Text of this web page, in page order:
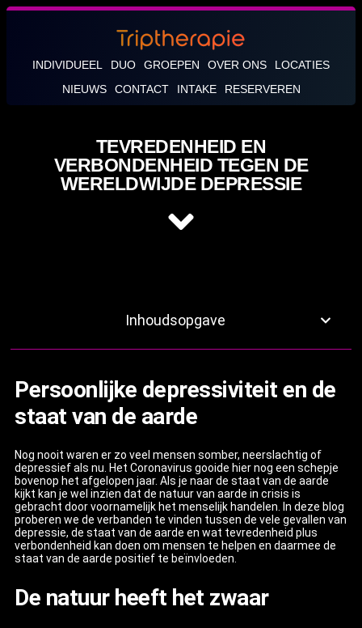
INDIVIDUEEL DUO GROEPEN OVER ONS
LOCATIES
NIEUWS
CONTACT INTAKE RESERVEREN
TEVREDENHEID EN
VERBONDENHEID TEGEN DE
WERELDWIJDE DEPRESSIE
Inhoudsopgave
Persoonlijke depressiviteit en de
staat van de aarde
Nog nooit waren er zo veel mensen somber, neerslachtig of
depressief als nu. Het Coronavirus gooide hier nog een schepje
bovenop het afgelopen jaar. Als je naar de staat van de aarde
kijkt kan je wel inzien dat de natuur van aarde in crisis is
gebracht door voornamelijk het menselijk handelen. In deze blog
proberen we de verbanden te vinden tussen de vele gevallen van
depressie, de staat van de aarde en wat tevredenheid plus
verbondenheid kan doen om mensen te helpen en daarmee de
staat van de aarde positief te beïnvloeden.
De natuur heeft het zwaar